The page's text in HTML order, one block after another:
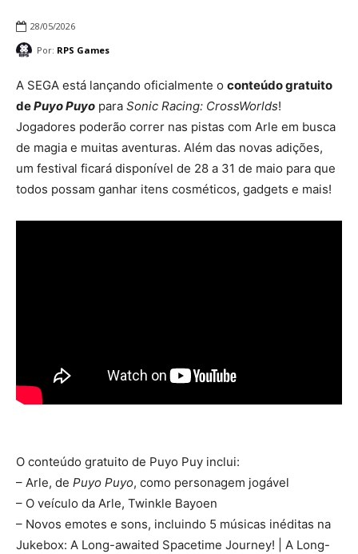
28/05/2026
Por: RPS Games
A SEGA está lançando oficialmente o conteúdo gratuito
dePuyo Puyo para Sonic Racing: CrossWorlds!
Jogadores poderão correr nas pistas com Arle em busca
de magia e muitas aventuras. Além das novas adições,
um festival ficará disponível de 28 a 31 de maio para que
todos possam ganhar itens cosméticos, gadgets e mais!
O conteúdo gratuito de Puyo Puy inclui:
– Arle, de Puyo Puyo, como personagem jogável
– O veículo da Arle, Twinkle Bayoen
– Novos emotes e sons, incluindo 5 músicas inéditas na
Jukebox: A Long-awaited Spacetime Journey! | A Long-